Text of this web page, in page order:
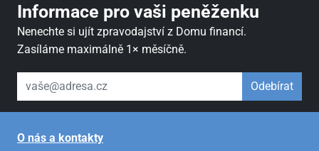
Informace pro vaši peněženku
Nenechte si ujít zpravodajství z Domu financí.
Zasíláme maximálně 1× měsíčně.
váš email Odebírat
O nás a kontakty